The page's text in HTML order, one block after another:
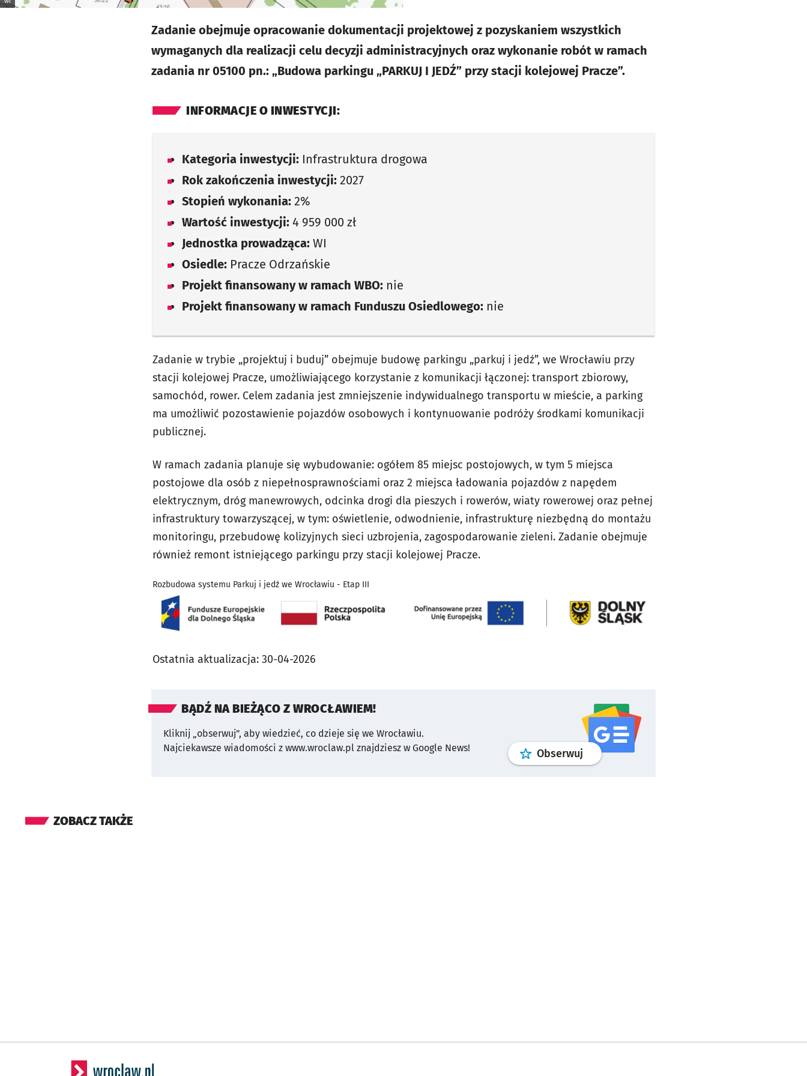
Zadanie obejmuje opracowanie dokumentacji projektowej z pozyskaniem wszystkich
wymaganych dla realizacji celu decyzji administracyjnych oraz wykonanie robót w ramach
zadania nr 05100 pn.: „Budowa parkingu „PARKUJ I JEDŹ” przy stacji kolejowej Pracze”.
INFORMACJE O INWESTYCJI:
Kategoria inwestycji: Infrastruktura drogowa
Rok zakończenia inwestycji: 2027
Stopień wykonania: 2%
Wartość inwestycji: 4 959 000 zł
Jednostka prowadząca: WI
Osiedle: Pracze Odrzańskie
Projekt finansowany w ramach WBO: nie
Projekt finansowany w ramach Funduszu Osiedlowego: nie
Zadanie w trybie „projektuj i buduj” obejmuje budowę parkingu „parkuj i jedź”, we Wrocławiu przy
stacji kolejowej Pracze, umożliwiającego korzystanie z komunikacji łączonej: transport zbiorowy,
samochód, rower. Celem zadania jest zmniejszenie indywidualnego transportu w mieście, a parking
ma umożliwić pozostawienie pojazdów osobowych i kontynuowanie podróży środkami komunikacji
publicznej.
W ramach zadania planuje się wybudowanie: ogółem 85 miejsc postojowych, w tym 5 miejsca
postojowe dla osób z niepełnosprawnościami oraz 2 miejsca ładowania pojazdów z napędem
elektrycznym, dróg manewrowych, odcinka drogi dla pieszych i rowerów, wiaty rowerowej oraz pełnej
infrastruktury towarzyszącej, w tym: oświetlenie, odwodnienie, infrastrukturę niezbędną do montażu
monitoringu, przebudowę kolizyjnych sieci uzbrojenia, zagospodarowanie zieleni. Zadanie obejmuje
również remont istniejącego parkingu przy stacji kolejowej Pracze.
Rozbudowa systemu Parkuj i jedź we Wrocławiu - Etap III
Ostatnia aktualizacja: 30-04-2026
BĄDŹ NA BIEŻĄCO Z WROCŁAWIEM!
Kliknij „obserwuj”, aby wiedzieć, co dzieje się we Wrocławiu.
Najciekawsze wiadomości z www.wroclaw.pl znajdziesz w Google News!
Obserwuj profilgoogle news
ZOBACZ TAKŻE